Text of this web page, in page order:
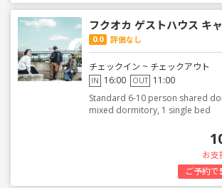
フクオカ ゲストハウス キ
0.0 評価なし
チェックイン ~ チェックアウト
IN 16:00 OUT 11:00
Standard 6-10 person shared
mixed dormitory, 1 single bed
お支
ご予約で